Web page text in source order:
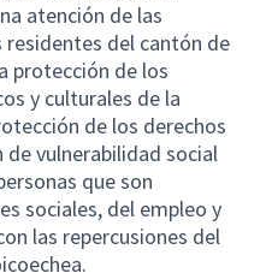
atención de las
residentes del cantón de
protección de los
y culturales de la
de los derechos
de vulnerabilidad social
que son
sociales, del empleo y
las repercusiones del